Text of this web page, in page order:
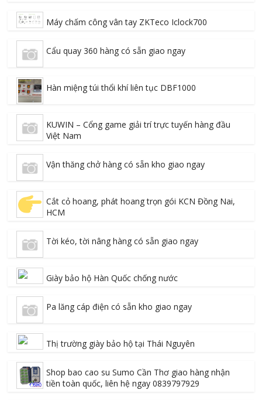
Máy chấm công vân tay ZKTeco Iclock700
Cẩu quay 360 hàng có sẵn giao ngay
Hàn miệng túi thổi khí liên tục DBF1000
KUWIN – Cổng game giải trí trực tuyến hàng đầu
Việt Nam
Vận thăng chở hàng có sẵn kho giao ngay
Cắt cỏ hoang, phát hoang trọn gói KCN Đồng Nai,
HCM
Tời kéo, tời nâng hàng có sẵn giao ngay
Giày bảo hộ Hàn Quốc chống nước
Pa lăng cáp điện có sẵn kho giao ngay
Thị trường giày bảo hộ tại Thái Nguyên
Shop bao cao su Sumo Cần Thơ giao hàng nhận
tiền toàn quốc, liên hệ ngay 0839797929